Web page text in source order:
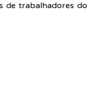
de trabalhadores do